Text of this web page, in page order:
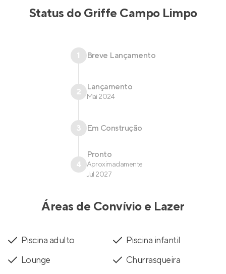
Status doGriffe Campo Limpo
1 Breve Lançamento
2 Lançamento
Mai 2024
3 Em Construção
4
Pronto
Aproximadamente
Jul 2027
Áreas de Convívio e Lazer
Piscina adulto
Piscina infantil
Lounge
Churrasqueira